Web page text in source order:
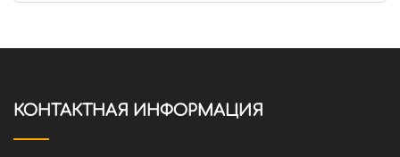
КОНТАКТНАЯ ИНФОРМАЦИЯ